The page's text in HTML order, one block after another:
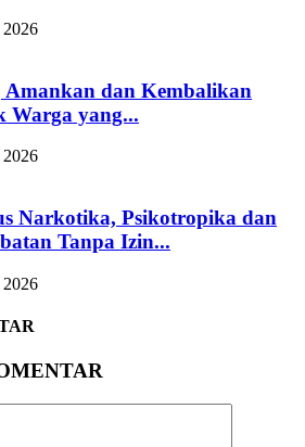
2026
Amankan dan Kembalikan
Warga yang...
2026
Narkotika, Psikotropika dan
Tanpa Izin...
2026